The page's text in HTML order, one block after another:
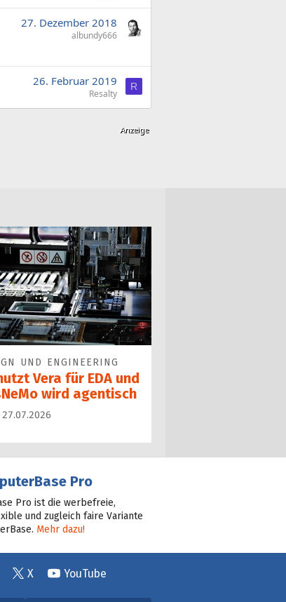
27. Dezember 2018
albundy666
26. Februar 2019
Resalty
R
UND ENGINEERING
Vera für EDA und
wird agentisch
27.07.2026
Pro
Pro ist die werbefreie,
und zugleich faire Variante
Mehr dazu!
X YouTube